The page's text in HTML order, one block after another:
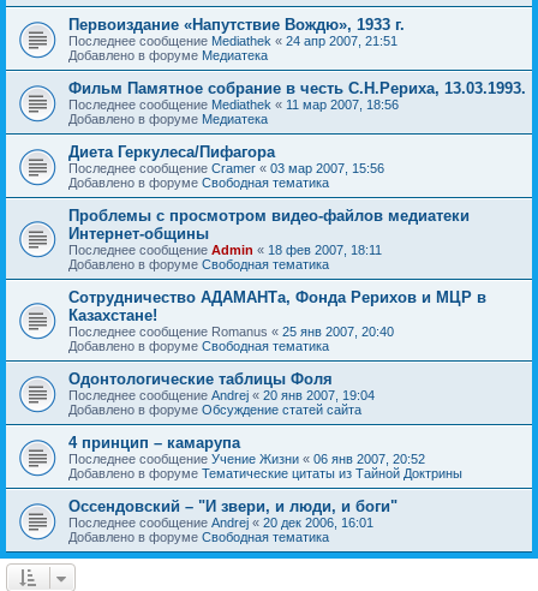
Первоиздание «Напутствие Вождю», 1933 г.
Последнее сообщение Mediathek « 24 апр 2007, 21:51
Добавлено в форуме Медиатека
Фильм Памятное собрание в честь С.Н.Рериха, 13.03.1993.
Последнее сообщение Mediathek « 11 мар 2007, 18:56
Добавлено в форуме Медиатека
Диета Геркулеса/Пифагора
Последнее сообщение Cramer « 03 мар 2007, 15:56
Добавлено в форуме Свободная тематика
Проблемы с просмотром видео-файлов медиатеки
Интернет-общины
Последнее сообщение Admin « 18 фев 2007, 18:11
Добавлено в форуме Свободная тематика
Сотрудничество АДАМАНТа, Фонда Рерихов и МЦР в
Казахстане!
Последнее сообщение Romanus « 25 янв 2007, 20:40
Добавлено в форуме Свободная тематика
Одонтологические таблицы Фоля
Последнее сообщение Andrej « 20 янв 2007, 19:04
Добавлено в форуме Обсуждение статей сайта
4 принцип – камарупа
Последнее сообщение Учение Жизни « 06 янв 2007, 20:52
Добавлено в форуме Тематические цитаты из Тайной Доктрины
Оссендовский – "И звери, и люди, и боги"
Последнее сообщение Andrej « 20 дек 2006, 16:01
Добавлено в форуме Свободная тематика